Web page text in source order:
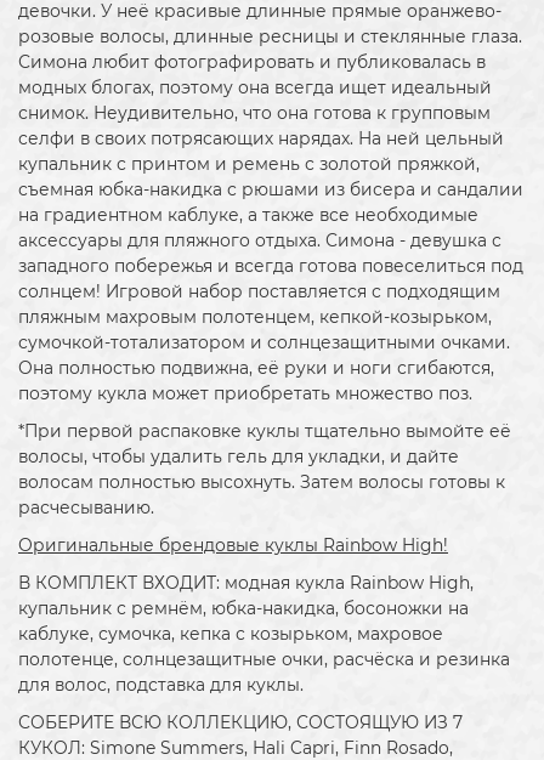
девочки. У неё красивые длинные прямые оранжево-
розовые волосы, длинные ресницы и стеклянные глаза.
Симона любит фотографировать и публиковалась в
модных блогах, поэтому она всегда ищет идеальный
снимок. Неудивительно, что она готова к групповым
селфи в своих потрясающих нарядах. На ней цельный
купальник с принтом и ремень с золотой пряжкой,
съемная юбка-накидка с рюшами из бисера и сандалии
на градиентном каблуке, а также все необходимые
аксессуары для пляжного отдыха. Симона - девушка с
западного побережья и всегда готова повеселиться под
солнцем! Игровой набор поставляется с подходящим
пляжным махровым полотенцем, кепкой-козырьком,
сумочкой-тотализатором и солнцезащитными очками.
Она полностью подвижна, её руки и ноги сгибаются,
поэтому кукла может приобретать множество поз.
*При первой распаковке куклы тщательно вымойте её
волосы, чтобы удалить гель для укладки, и дайте
волосам полностью высохнуть. Затем волосы готовы к
расчесыванию.
Оригинальные брендовые куклы Rainbow High!
В КОМПЛЕКТ ВХОДИТ: модная кукла Rainbow High,
купальник с ремнём, юбка-накидка, босоножки на
каблуке, сумочка, кепка с козырьком, махровое
полотенце, солнцезащитные очки, расчёска и резинка
для волос, подставка для куклы.
СОБЕРИТЕ ВСЮ КОЛЛЕКЦИЮ, СОСТОЯЩУЮ ИЗ 7
КУКОЛ: Simone Summers, Hali Capri, Finn Rosado,